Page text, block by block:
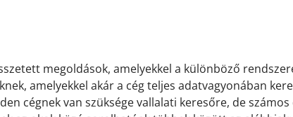
megoldások, amelyekkel a különböző
amelyekkel akár a cég teljes adatvagyonában
cégnek van szüksége vallalati keresőre, de